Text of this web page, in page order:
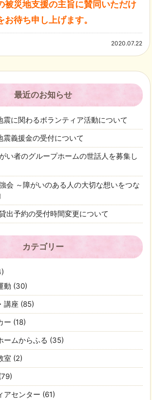
被災地支援の主旨に賛同いただけ
お待ち申し上げます。
2020.07.22
最近のお知らせ
震に関わるボランティア活動について
震義援金の受付について
がい者のグループホームの世話人を募集し
会 ～障がいのある人の大切な想いをつな
出予約の受付時間変更について
カテゴリー
動 (30)
講座 (85)
ー (18)
ームからふる (35)
室 (2)
アセンター (61)